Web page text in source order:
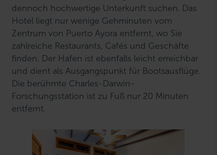
dennoch hochwertige Unterkunft suchen. Das
Hotel liegt nur wenige Gehminuten vom
Zentrum von Puerto Ayora entfernt, wo Sie
zahlreiche Restaurants, Cafés und Geschäfte
finden. Der Hafen ist ebenfalls leicht erreichbar
und dient als Ausgangspunkt für Bootsausflüge.
Die berühmte Charles-Darwin-
Forschungsstation ist zu Fuß nur 20 Minuten
entfernt.